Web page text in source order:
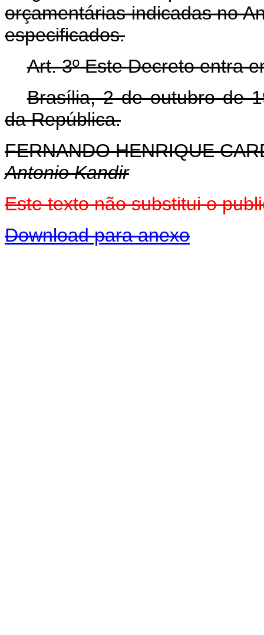
orçamentárias indicadas no
especificados.
Art. 3º Este Decreto entra
Brasília, 2 de outubro de
da República.
FERNANDO HENRIQUE
Antonio Kandir
Este texto não substitui o
Download para anexo